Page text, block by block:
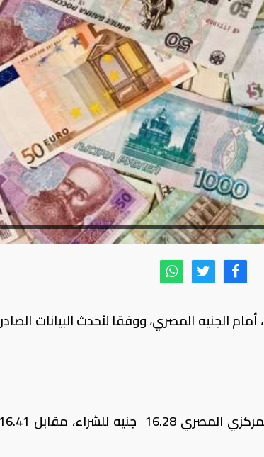
تباينت أسعار العملات الأجنبية اليوم الأربع 18-9- 2019 ، أمام الجنيه المصري، ووفقا لأحدث